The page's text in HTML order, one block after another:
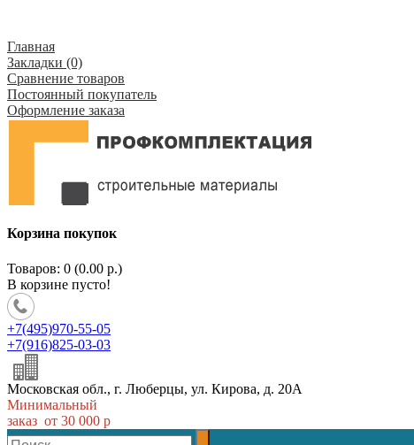
Главная
Закладки (0)
Сравнение товаров
Постоянный покупатель
Оформление заказа
Корзина покупок
Товаров: 0 (0.00 р.)
В корзине пусто!
+7(495)970-55-05
+7(916)825-03-03
Московская обл., г. Люберцы, ул. Кирова, д. 20А
Минимальный
заказ от 30 000 р